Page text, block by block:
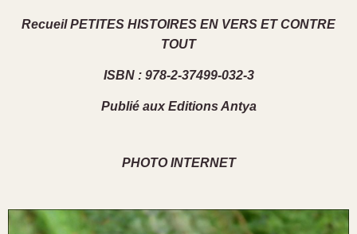
Recueil PETITES HISTOIRES EN VERS ET CONTRE
TOUT
ISBN : 978-2-37499-032-3
Publié aux Editions Antya
PHOTO INTERNET